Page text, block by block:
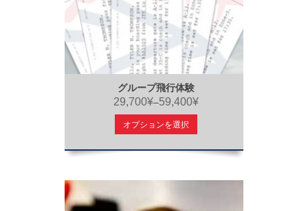
グループ飛行体験
29,700¥–59,400¥
オプションを選択